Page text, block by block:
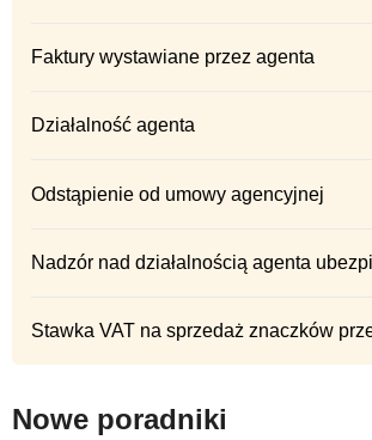
Faktury wystawiane przez agenta
Działalność agenta
Odstąpienie od umowy agencyjnej
Nadzór nad działalnością agenta
Stawka VAT na sprzedaż znaczków
Nowe poradniki